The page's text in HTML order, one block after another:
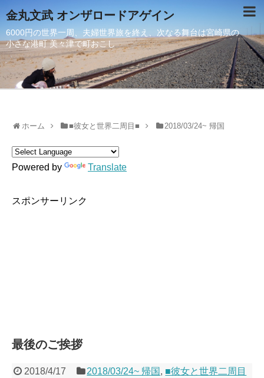
金丸文武 オンザロードアゲイン
6000円の世界一周、夫婦世界旅を終え、次なる舞台は宮崎県の
小さな港町 美々津で町おこし
ホーム ■彼女と世界二周目■ 2018/03/24~ 帰国
Powered by Translate
スポンサーリンク
最後のご挨拶
2018/4/17 2018/03/24~ 帰国 , ■彼女と世界二周目